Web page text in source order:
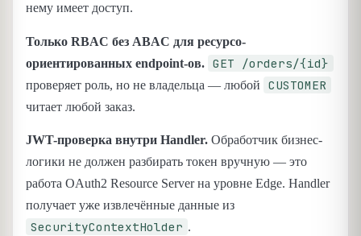
нему имеет доступ.
Только RBAC без ABAC для ресурсо-
ориентированных endpoint-ов. GET /orders/{id}
проверяет роль, но не владельца — любой CUSTOMER
читает любой заказ.
JWT-проверка внутри Handler. Обработчик бизнес-
логики не должен разбирать токен вручную — это
работа OAuth2 Resource Server на уровне Edge. Handler
получает уже извлечённые данные из
SecurityContextHolder .